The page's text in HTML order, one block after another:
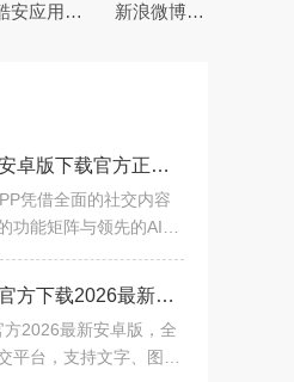
酷安应用商店app下载2026最新版 新浪微博app下载2026官方最新版
Facebook安卓版下载官方正版社交软件v572.0.0.38.71最新版
凭借全面的社交内容
功能矩阵与领先的AI及
务的一体化数字生活空
系亲友关系、拓展
Facebook官方下载2026最新版v571.0.0.44.73最新安卓版社交软件
2026最新安卓版，全
平台，支持文字、图